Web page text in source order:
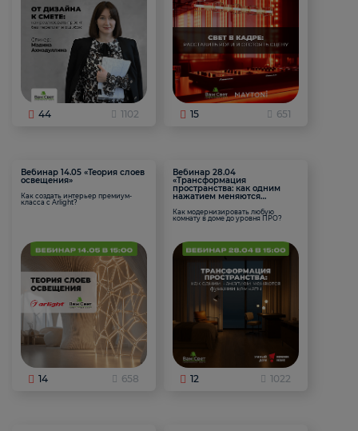
44 1102 15 651
Вебинар 14.05 «Теория слоев
освещения»
Как создать интерьер премиум-
класса с Arlight?
14 658
Вебинар 28.04
«Трансформация
пространства: как одним
нажатием меняются
Как модернизировать любую
комнату в доме до уровня ПРО?
12 1022